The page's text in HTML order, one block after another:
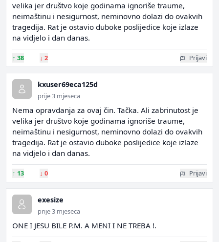
velika jer društvo koje godinama ignoriše traume,
neimaštinu i nesigurnost, neminovno dolazi do ovakvih
tragedija. Rat je ostavio duboke poslijedice koje izlaze
na vidjelo i dan danas.
↑ 38 ↓ 2 Prijavi
kxuser69eca125d
prije 3 mjeseca
Nema opravdanja za ovaj čin. Tačka. Ali zabrinutost je
velika jer društvo koje godinama ignoriše traume,
neimaštinu i nesigurnost, neminovno dolazi do ovakvih
tragedija. Rat je ostavio duboke poslijedice koje izlaze
na vidjelo i dan danas.
↑ 13 ↓ 0 Prijavi
exesize
prije 3 mjeseca
ONE I JESU BILE P.M. A MENI I NE TREBA !.